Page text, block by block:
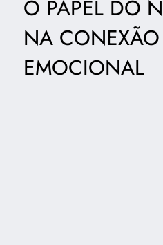
O PAPEL DO
NA CONEXÃO
EMOCIONAL